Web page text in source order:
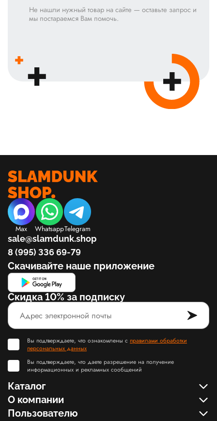
Не нашли нужный товар на сайте — оставьте запрос и
мы постараемся Вам помочь.
Max WhatsappTelegram
sale@slamdunk.shop
8 (995) 336 69-79
Скачивайте наше приложение
Скидка 10% за подписку
Вы подтверждаете, что ознакомлены с правилами обработки
персональных данных
Вы подтверждаете, что даете разрешение на получение
информационных и рекламных сообщений
Каталог
О компании
Пользователю